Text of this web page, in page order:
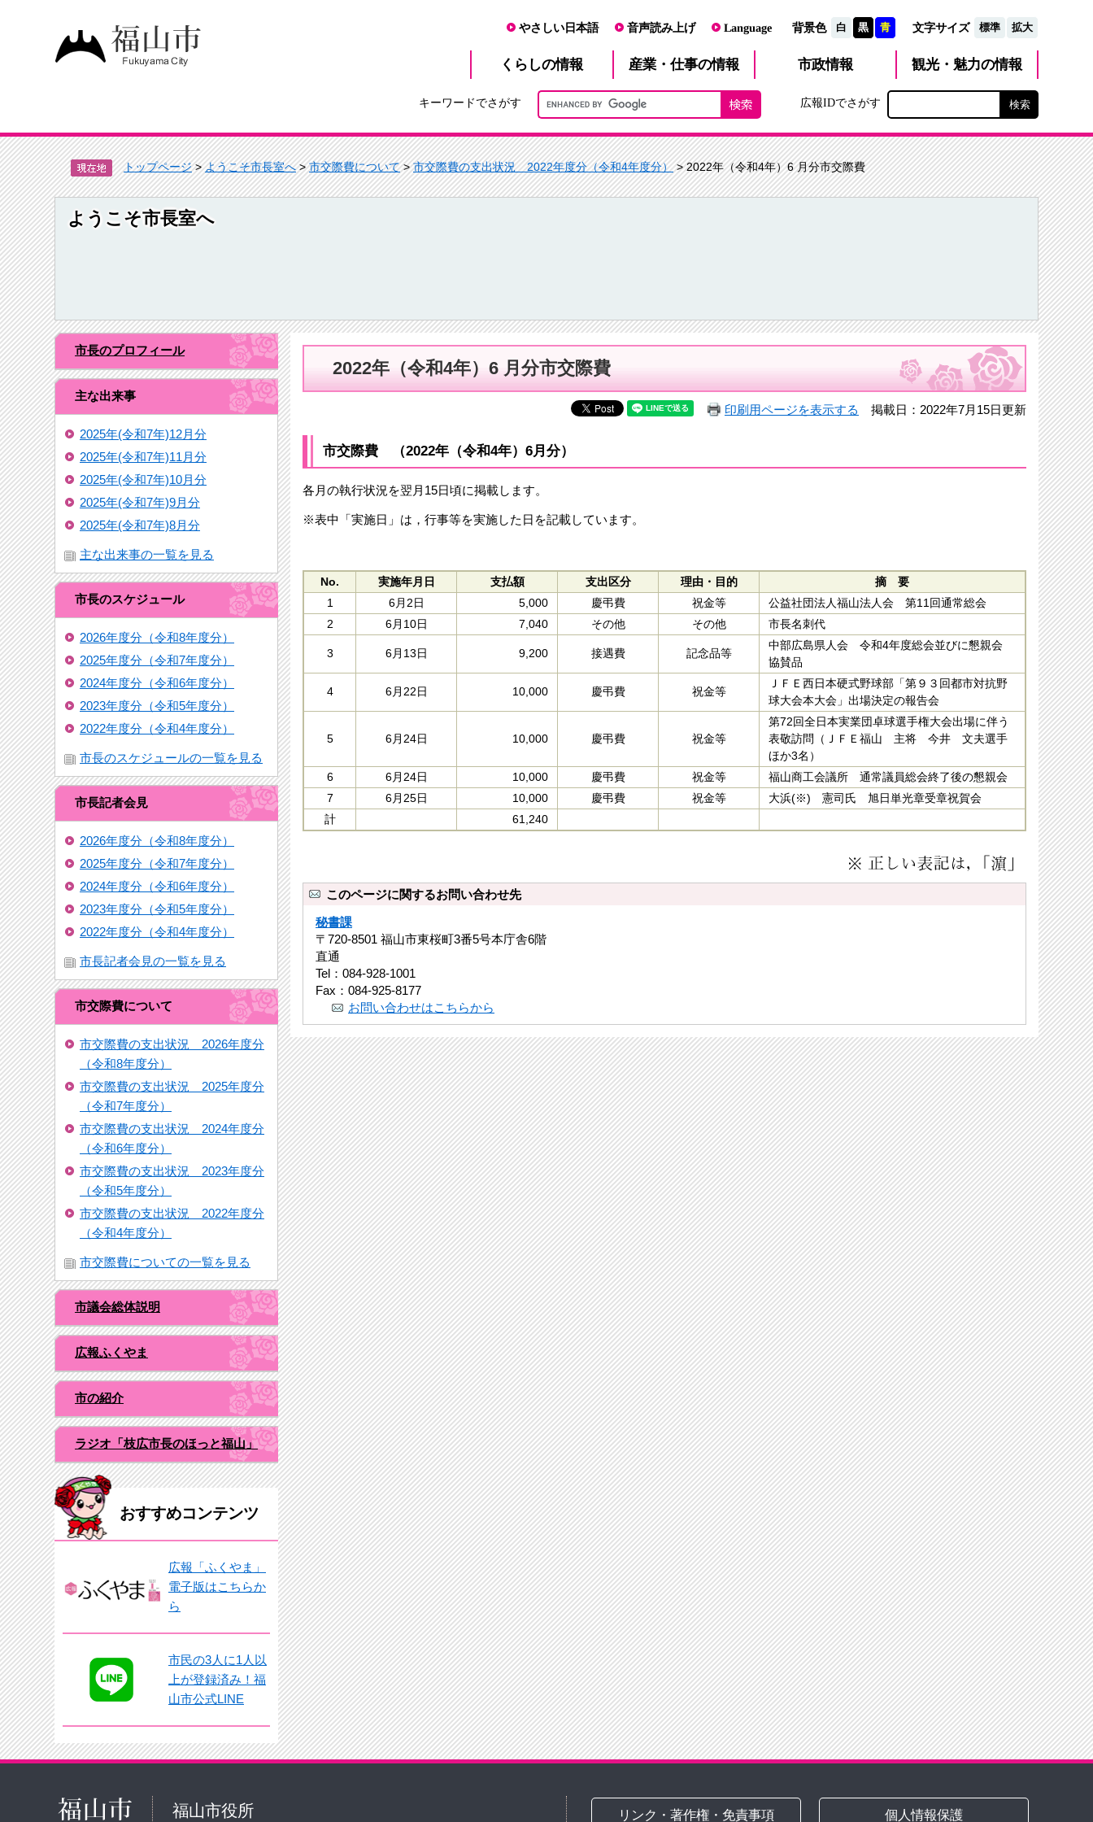
やさしい日本語 音声読み上げ Language 背景色 白 黒 青 文字サイズ 標準 拡大
くらしの情報 産業・仕事の情報 市政情報 観光・魅力の情報
キーワードでさがす 広報IDでさがす
トップページ>ようこそ市長室へ>市交際費について>市交際費の支出状況 2022年度分（令和4年度分）> 2022年（令和4年）6 月分市交際費
ようこそ市長室へ
市長のプロフィール
主な出来事
2025年(令和7年)12月分
2025年(令和7年)11月分
2025年(令和7年)10月分
2025年(令和7年)9月分
2025年(令和7年)8月分
主な出来事の一覧を見る
市長のスケジュール
2026年度分（令和8年度分）
2025年度分（令和7年度分）
2024年度分（令和6年度分）
2023年度分（令和5年度分）
2022年度分（令和4年度分）
市長のスケジュールの一覧を見る
市長記者会見
2026年度分（令和8年度分）
2025年度分（令和7年度分）
2024年度分（令和6年度分）
2023年度分（令和5年度分）
2022年度分（令和4年度分）
市長記者会見の一覧を見る
市交際費について
市交際費の支出状況 2026年度分
（令和8年度分）
市交際費の支出状況 2025年度分
（令和7年度分）
市交際費の支出状況 2024年度分
（令和6年度分）
市交際費の支出状況 2023年度分
（令和5年度分）
市交際費の支出状況 2022年度分
（令和4年度分）
市交際費についての一覧を見る
市議会総体説明
広報ふくやま
市の紹介
ラジオ「枝広市長のほっと福山」
おすすめコンテンツ
広報「ふくやま」
電子版はこちらか
ら
市民の3人に1人以
上が登録済み！福
山市公式LINE
2022年（令和4年）6 月分市交際費
印刷用ページを表示する 掲載日：2022年7月15日更新
市交際費 （2022年（令和4年）6月分）
各月の執行状況を翌月15日頃に掲載します。
※表中「実施日」は，行事等を実施した日を記載しています。​
No. 実施年月日 支払額 支出区分 理由・目的
摘 要
1
6月2日 5,000 慶弔費 祝金等
公益社団法人福山法人会 第11回通常総会
2
6月10日 7,040 その他 その他 市長名刺代
3 6月13日 9,200 接遇費 記念品等
中部広島県人会 令和4年度総会並びに懇親会
協賛品
4 6月22日 10,000 慶弔費 祝金等
ＪＦＥ西日本硬式野球部「第９３回都市対抗野
球大会本大会」出場決定の報告会
5 6月24日 10,000 慶弔費 祝金等
第72回全日本実業団卓球選手権大会出場に伴う
表敬訪問（ＪＦＥ福山 主将 今井 文夫選手
ほか3名）
6
6月24日 10,000 慶弔費 祝金等
福山商工会議所 通常議員総会終了後の懇親会
7
6月25日 10,000 慶弔費 祝金等
大浜(※) 憲司氏 旭日単光章受章祝賀会
計
61,240
このページに関するお問い合わせ先
秘書課
〒720-8501 福山市東桜町3番5号本庁舎6階
直通
Tel：084-928-1001
Fax：084-925-8177
お問い合わせはこちらから
福山市役所 リンク・著作権・免責事項 個人情報保護